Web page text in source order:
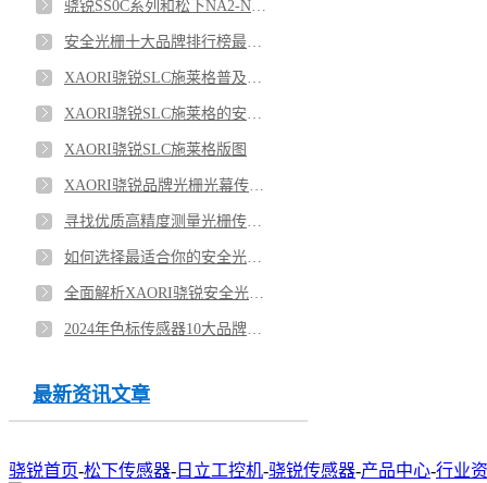
XAORI骁锐SLC施莱格版图
最新资讯文章
骁锐首页-松下传感器- 日立工控机-骁锐传感器-产品中心-行业